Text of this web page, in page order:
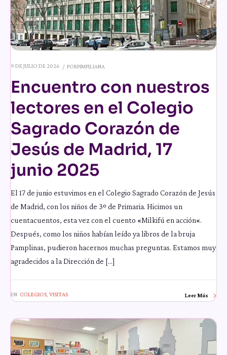
9 DE JULIO DE 2026 PORPIMPILIANA
Encuentro con nuestros
lectores en el Colegio
Sagrado Corazón de
Jesús de Madrid, 17
junio 2025
El 17 de junio estuvimos en el Colegio Sagrado Corazón de Jesús
de Madrid, con los niños de 3º de Primaria. Hicimos un
cuentacuentos, esta vez con el cuento «Milkifú en acción«.
Después, como los niños habían leído ya libros de la bruja
Pamplinas, pudieron hacernos muchas preguntas. Estamos muy
agradecidos a la Dirección de […]
EN COLEGIOS, VISITAS Leer Más